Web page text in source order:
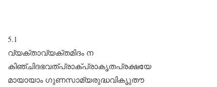
5.1
വ്യക്താവ്യക്തമിദം ന
കിഞ്ചിദഭവത്പ്രാക്പ്രാകൃതപ്രക്ഷയേ
മായായാം ഗുണസാമ്യരുദ്ധവികൃുതൗ